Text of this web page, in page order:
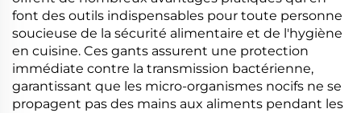
font des outils indispensables pour toute personne
soucieuse de la sécurité alimentaire et de l'hygiène
en cuisine. Ces gants assurent une protection
immédiate contre la transmission bactérienne,
garantissant que les micro-organismes nocifs ne se
propagent pas des mains aux aliments pendant les